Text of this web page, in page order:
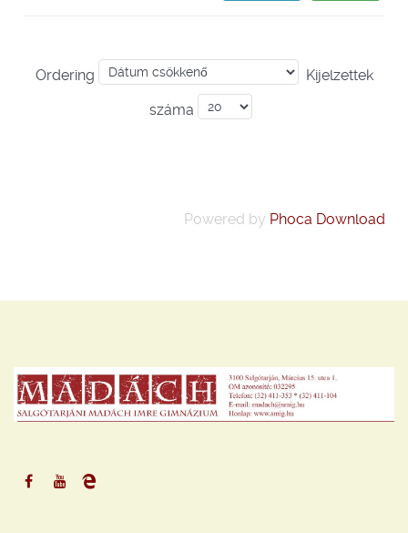
Ordering
Kijelzettek
száma
Powered by Phoca Download